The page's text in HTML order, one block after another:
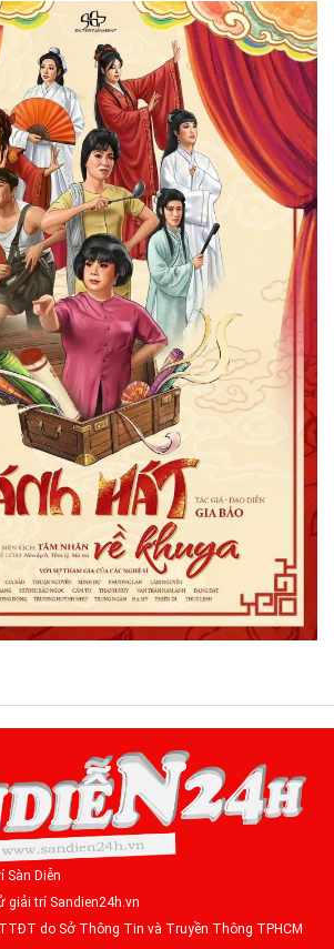
Sàn Diễn
giải trí Sandien24h.vn
do Sở Thông Tin và Truyền Thông TPHCM